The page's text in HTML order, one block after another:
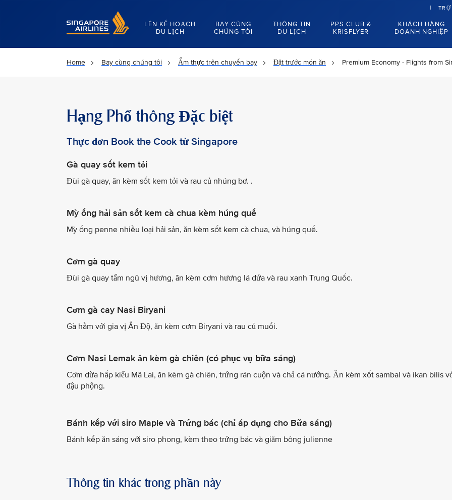
Singapore Airlines Home
LÊN KẾ HOẠCH
DU LỊCH
BAY CÙNG
CHÚNG TÔI
THÔNG TIN
DU LỊCH
PPS CLUB &
KRISFLYER
KHÁCH HÀNG
DOANH NGHIỆP
Home Bay cùng chúng tôi Ẩm thực trên chuyến bay Đặt trước món ăn Premium Economy - Flights from
Hạng Phổ thông Đặc biệt
Thực đơn Book the Cook từ Singapore
Gà quay sốt kem tỏi
Đùi gà quay, ăn kèm sốt kem tỏi và rau củ nhúng bơ. .
Mỳ ống hải sản sốt kem cà chua kèm húng quế
Mỳ ống penne nhiều loại hải sản, ăn kèm sốt kem cà chua, và húng quế.
Cơm gà quay
Đùi gà quay tẩm ngũ vị hương, ăn kèm cơm hương lá dứa và rau xanh Trung Quốc.
Cơm gà cay Nasi Biryani
Gà hầm với gia vị Ấn Độ, ăn kèm cơm Biryani và rau củ muối.
Cơm Nasi Lemak ăn kèm gà chiên (có phục vụ bữa sáng)
Cơm dừa hấp kiểu Mã Lai, ăn kèm gà chiên, trứng rán cuộn và chả cá nướng. Ăn kèm xốt sambal và ikan bilis
đậu phộng.
Bánh kếp với siro Maple và Trứng bác (chỉ áp dụng cho Bữa sáng)
Bánh kếp ăn sáng với siro phong, kèm theo trứng bác và giăm bông julienne
Thông tin khác trong phần này